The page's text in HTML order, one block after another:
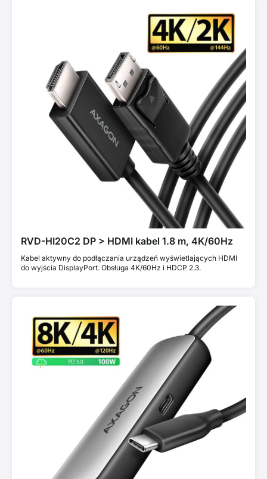
RVD-HI20C2 DP > HDMI kabel 1.8 m, 4K/60Hz
Kabel aktywny do podłączania urządzeń wyświetlających HDMI
do wyjścia DisplayPort. Obsługa 4K/60Hz i HDCP 2.3.